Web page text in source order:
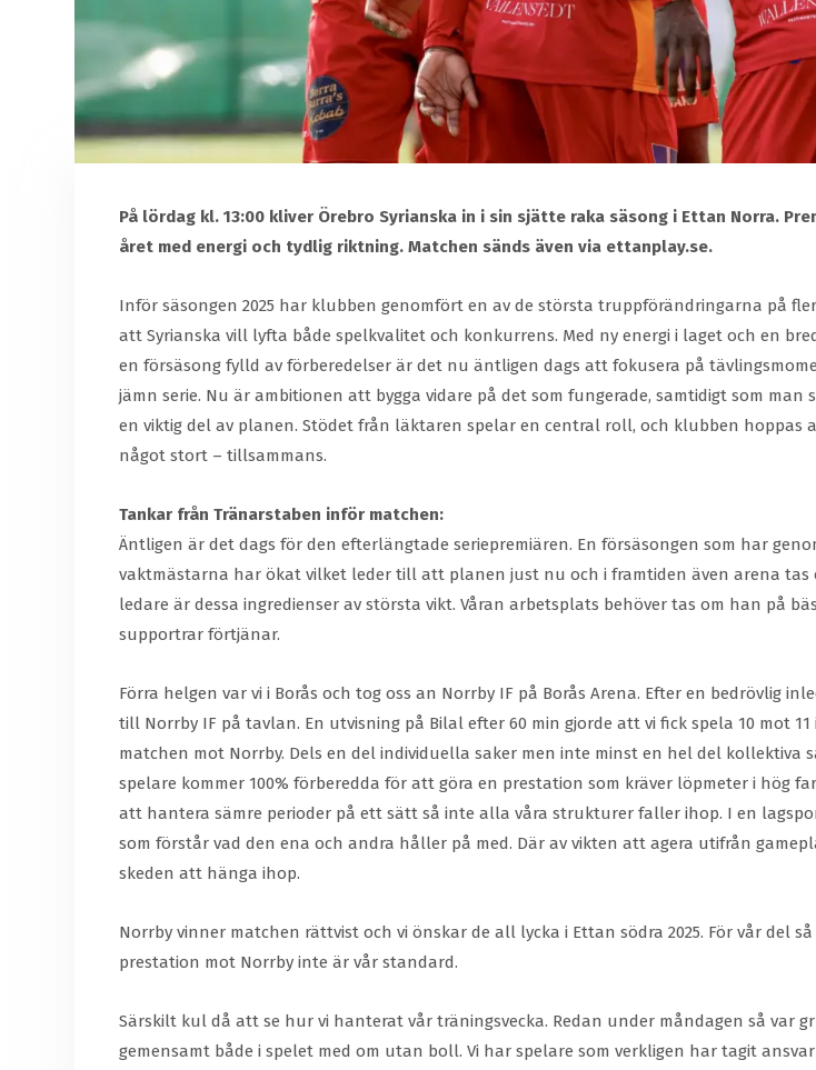
På lördag kl. 13:00 kliver Örebro Syrianska in i sin sjätte raka säsong i Ettan Norra.
året med energi och tydlig riktning. Matchen sänds även via ettanplay.se.
Inför säsongen 2025 har klubben genomfört en av de största truppförändringarna på
att Syrianska vill lyfta både spelkvalitet och konkurrens. Med ny energi i laget och en
en försäsong fylld av förberedelser är det nu äntligen dags att fokusera på
jämn serie. Nu är ambitionen att bygga vidare på det som fungerade, samtidigt som
en viktig del av planen. Stödet från läktaren spelar en central roll, och klubben
något stort – tillsammans.
Tankar från Tränarstaben inför matchen:
Äntligen är det dags för den efterlängtade seriepremiären. En försäsongen som har
vaktmästarna har ökat vilket leder till att planen just nu och i framtiden även arena tas
ledare är dessa ingredienser av största vikt. Våran arbetsplats behöver tas om han på
supportrar förtjänar.
Förra helgen var vi i Borås och tog oss an Norrby IF på Borås Arena. Efter en bedrövlig
till Norrby IF på tavlan. En utvisning på Bilal efter 60 min gjorde att vi fick spela 10 mot
matchen mot Norrby. Dels en del individuella saker men inte minst en hel del kollektiva
spelare kommer 100% förberedda för att göra en prestation som kräver löpmeter i hög
att hantera sämre perioder på ett sätt så inte alla våra strukturer faller ihop. I en
som förstår vad den ena och andra håller på med. Där av vikten att agera utifrån
skeden att hänga ihop.
Norrby vinner matchen rättvist och vi önskar de all lycka i Ettan södra 2025. För vår del
prestation mot Norrby inte är vår standard.
Särskilt kul då att se hur vi hanterat vår träningsvecka. Redan under måndagen så
gemensamt både i spelet med om utan boll. Vi har spelare som verkligen har tagit